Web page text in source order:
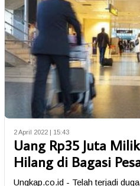
2 April 2022 | 15:43
Uang Rp35 Juta
Hilang di Bagasi
Ungkap.co.id - Telah terjadi